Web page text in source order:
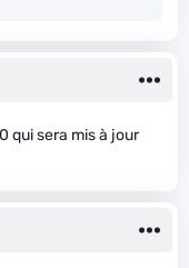
qui sera mis à jour